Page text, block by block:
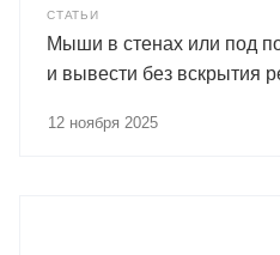
СТАТЬИ
Мыши в стенах или под
и вывести без вскрытия
12 ноября 2025